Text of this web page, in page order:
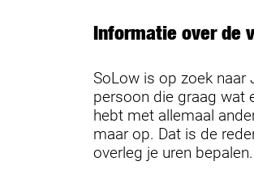
Informatie over de
SoLow is op zoek naar
persoon die graag wat
hebt met allemaal
maar op. Dat is de
overleg je uren